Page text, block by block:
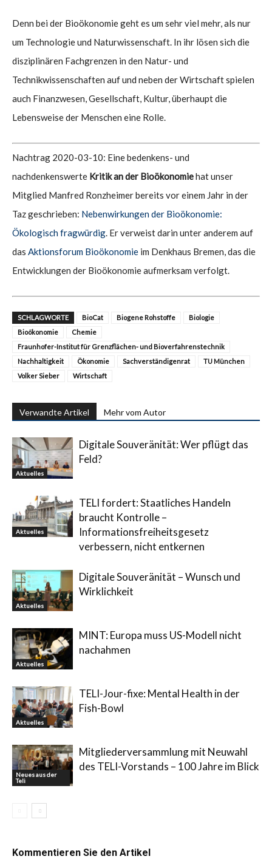
Denn bei der Bioökonomie geht es um sehr viel mehr, als nur
um Technologie und Naturwissenschaft. In ihr lösen sich die
disziplinären Fachgrenzen in den Natur- und
Technikwissenschaften auf und neben der Wirtschaft spielen
auch Finanzwesen, Gesellschaft, Kultur, überhaupt die
Lebensweise der Menschen eine Rolle.
Nachtrag 2020-03-10: Eine bedenkens- und
nachdenkenswerte Kritik an der Bioökonomiehat unser
Mitglied Manfred Ronzheimer bereits vor einem Jahr in der
Taz geschrieben: Nebenwirkungen der Bioökonomie:
Ökologisch fragwürdig. Er verweist darin unter anderem auf
das Aktionsforum Bioökonomie im Denkhaus Bremen, das die
Entwicklungen der Bioökonomie aufmerksam verfolgt.
SCHLAGWORTE BioCat Biogene Rohstoffe
Biologie
Bioökonomie
Chemie
Fraunhofer-Institut für Grenzflächen- und Bioverfahrenstechnik
Nachhaltigkeit
Ökonomie Sachverständigenrat
TU München
Volker Sieber
Wirtschaft
Verwandte Artikel Mehr vom Autor
Aktuelles
Digitale Souveränität: Wer pflügt das
Feld?
Aktuelles
TELI fordert: Staatliches Handeln
braucht Kontrolle –
Informationsfreiheitsgesetz
verbessern, nicht entkernen
Aktuelles
Digitale Souveränität – Wunsch und
Wirklichkeit
Aktuelles
MINT: Europa muss US-Modell nicht
nachahmen
Aktuelles
TELI-Jour-fixe: Mental Health in der
Fish-Bowl
Neues aus der
Teli
Mitgliederversammlung mit Neuwahl
des TELI-Vorstands – 100 Jahre im Blick
Kommentieren Sie den Artikel